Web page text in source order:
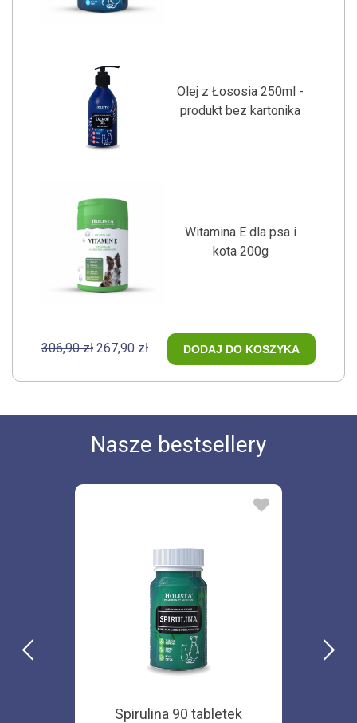
306,90 zł 267,90 zł DODAJ DO KOSZYKA
Olej z Łososia 250ml -
produkt bez kartonika
Witamina E dla psa i
kota 200g
Nasze bestsellery
Spirulina 90 tabletek